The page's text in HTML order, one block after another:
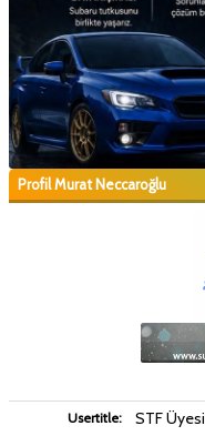
Profil Murat Neccaroğlu
Usertitle: STF Üyesi